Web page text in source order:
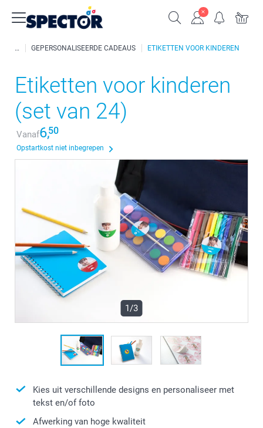
GEPERSONALISEERDE CADEAUS ETIKETTEN VOOR KINDEREN
Etiketten voor kinderen
(set van 24)
Vanaf6,50
Opstartkost niet inbegrepen
1/3
Kies uit verschillende designs en personaliseer met
tekst en/of foto
Afwerking van hoge kwaliteit